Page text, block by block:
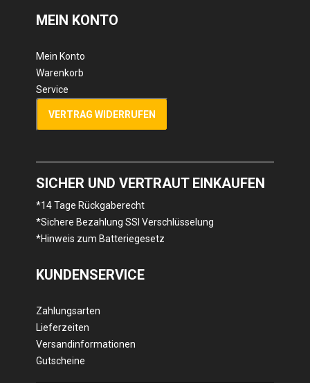
MEIN KONTO
Mein Konto
Warenkorb
Service
VERTRAG WIDERRUFEN
SICHER UND VERTRAUT EINKAUFEN
*14 Tage Rückgaberecht
*Sichere Bezahlung SSl Verschlüsselung
*Hinweis zum Batteriegesetz
KUNDENSERVICE
Zahlungsarten
Lieferzeiten
Versandinformationen
Gutscheine